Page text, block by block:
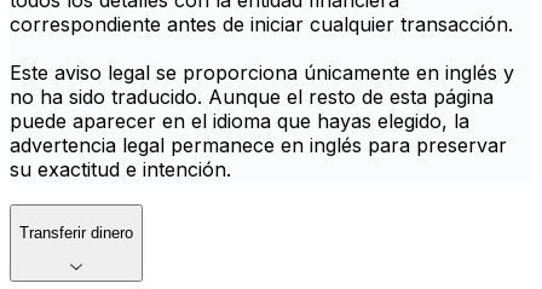
correspondiente antes de iniciar cualquier transacción.
Este aviso legal se proporciona únicamente en inglés y
no ha sido traducido. Aunque el resto de esta página
puede aparecer en el idioma que hayas elegido, la
advertencia legal permanece en inglés para preservar
su exactitud e intención.
Transferir dinero